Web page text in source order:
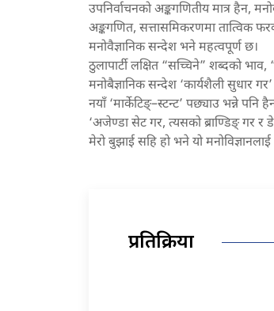
उपनिर्वाचनको अङ्कगणितीय मात्र हैन,
अङ्कगणित, सत्तासमिकरणमा तात्विक
मनोवैज्ञानिक सन्देश भने महत्वपूर्ण छ।
ठुलापार्टी लक्षित “सच्चिने” शब्दको
मनोबैज्ञानिक सन्देश ‘कार्यशैली सुधार गर’
नयाँ ‘मार्केटिङ्–स्टन्ट’ पछ्याउ भन्ने पनि
‘अजेण्डा सेट गर, त्यसको ब्राण्डिङ् गर र
मेरो बुझाई सहि हो भने यो
प्रतिक्रिया